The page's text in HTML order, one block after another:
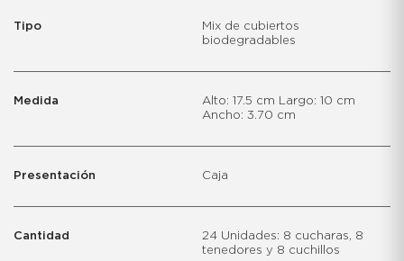
Tipo
Mix de cubiertos
biodegradables
Medida
Alto: 17.5 cm Largo: 10 cm
Ancho: 3.70 cm
Presentación Caja
Cantidad
24 Unidades: 8 cucharas, 8
tenedores y 8 cuchillos